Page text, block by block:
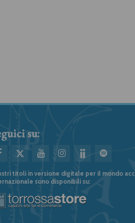
su:
titoli in versione digitale per il mondo
sono disponibili su: